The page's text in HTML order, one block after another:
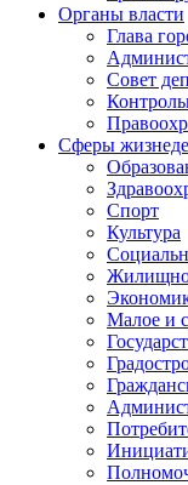
Органы власти
Глава
Совет
Сферы
Спорт
Культура
Малое и